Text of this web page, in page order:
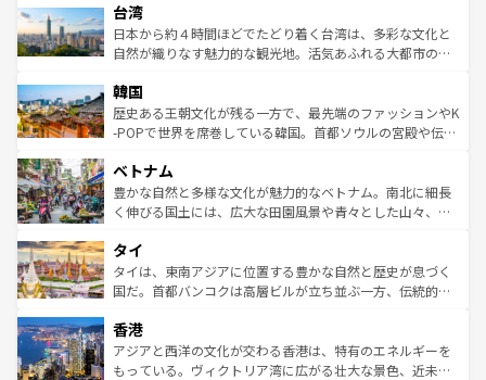
ならではの贅沢な旅のスタイルだ。 なお、新着のアメリカ
情報はコンテンツ一覧を参照してほしい。
れるおもてなしの心で訪れる人々を迎えてくれるハワイの
人々、おいしいローカルフードやハワイアンミュージッ
ク、伝統的なフラダンスなど、すべてがハワイの魅力を彩
ワイを、存分に味わってほしい。 なお、新着のハワイ情報
はコンテンツ一覧を参照してほしい。
リアリーフや大陸中央部にそびえるウルル（エアーズロッ
ク）、タスマニアの美しい原生林やケアンズの熱帯雨林な
ど、見どころがたくさん。また、カフェやワイン、オージ
いる。アクティビティも充実しており、サーフィンやダイ
ビング、ハイキングなど、アウトドア好きにはたまらな
い。オーストラリアの多彩な魅力を存分に味わいつくそ
参照してほしい。
台湾
日本から約４時間ほどでたどり着く台湾は、多彩な文化と
自然が織りなす魅力的な観光地。活気あふれる大都市の台
ン）、静ひつな山岳地帯である台湾東部など、都市の喧騒
と山間の静けさが共存しており、訪れる人に新しい発見と
驚きをもたらしてくれる。また、奥深い台湾の食文化も魅
容にもいいと評判のスイーツなど、バラエティ豊かな料理
が味わえる。 なお、新着の台湾情報は コンテンツ一覧を参
照してほしい。
韓国
歴史ある王朝文化が残る一方で、最先端のファッションやK
-POPで世界を席巻している韓国。首都ソウルの宮殿や伝統
き、地方に足を延ばせば四季折々の自然美を楽しむことが
できる。そして、キムチや焼肉、絶品のストリートフード
まで、さまざまな韓国料理が待っている。夜には、韓国な
リティに包まれながら、韓国の多彩な魅力を心ゆくまで味
わってみてほしい。 なお、新着の韓国情報はコンテンツ一
覧を参照してほしい。
ベトナム
豊かな自然と多様な文化が魅力的なベトナム。南北に細長
く伸びる国土には、広大な田園風景や青々とした山々、世
急速な発展と共に伝統が息づく。ハノイの古い町並みやホ
ーチミン市のフランス統治時代の建物も、独特の雰囲気を
醸し出している。また、バラエティの豊かさとおいしさで
とつ。フォーやバインミー、ベトナムコーヒーなどは、ぜ
ひ現地で味わいたい。どの地域を訪れてもあたたかい人々
が旅行者を迎えてくれるので、きっと忘れられない旅にな
タイ
タイは、東南アジアに位置する豊かな自然と歴史が息づく
国だ。首都バンコクは高層ビルが立ち並ぶ一方、伝統的な
の活気が交差している。北部ではチェンマイなどの山岳地
帯で自然と触れ合い、南部ではプーケットやクラビの美し
いビーチでリゾート気分を楽しむことができる。タイ料理
香港
アジアと西洋の文化が交わる香港は、特有のエネルギーを
もっている。ヴィクトリア湾に広がる壮大な景色、近未来